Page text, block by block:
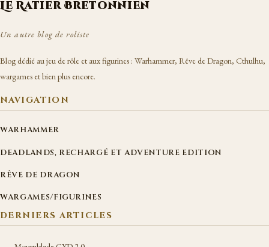
Le Ratier Bretonnien
Un autre blog de roliste
Blog dédié au jeu de rôle et aux figurines : Warhammer, Rêve de Dragon, Cthulhu,
wargames et bien plus encore.
NAVIGATION
WARHAMMER
DEADLANDS, RECHARGÉ ET ADVENTURE EDITION
RÊVE DE DRAGON
WARGAMES/FIGURINES
DERNIERS ARTICLES